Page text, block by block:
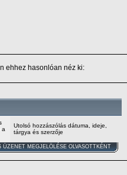
ehhez hasonlóan néz ki:
a
Utolsó hozzászólás dátuma, ideje,
tárgya és szerzője
ÜZENET MEGJELÖLÉSE OLVASOTTKÉNT